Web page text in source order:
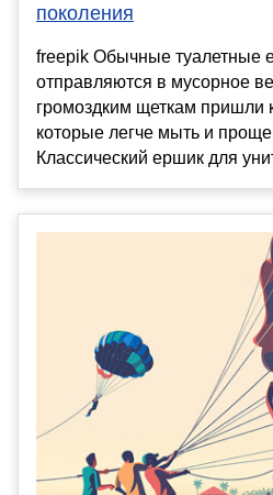
поколения
freepik Обычные туалетные
отправляются в мусорное
громоздким щеткам пришли
которые легче мыть и проще
Классический ершик для